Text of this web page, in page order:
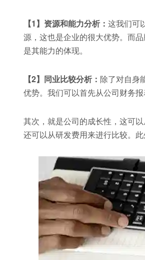
【1】资源和能力分析： 这我们可
源，这也是企业的很大优势。而
是其能力的体现。
【2】同业比较分析： 除了对自身
优势。我们可以首先从公司财务
其次，就是公司的成长性，这可
还可以从研发费用来进行比较。